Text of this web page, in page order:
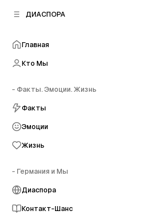
ДИАСПОРА
Главная
Кто Мы
- Факты. Эмоции. Жизнь
Факты
Эмоции
Жизнь
- Германия и Мы
Диаспора
Контакт-Шанс